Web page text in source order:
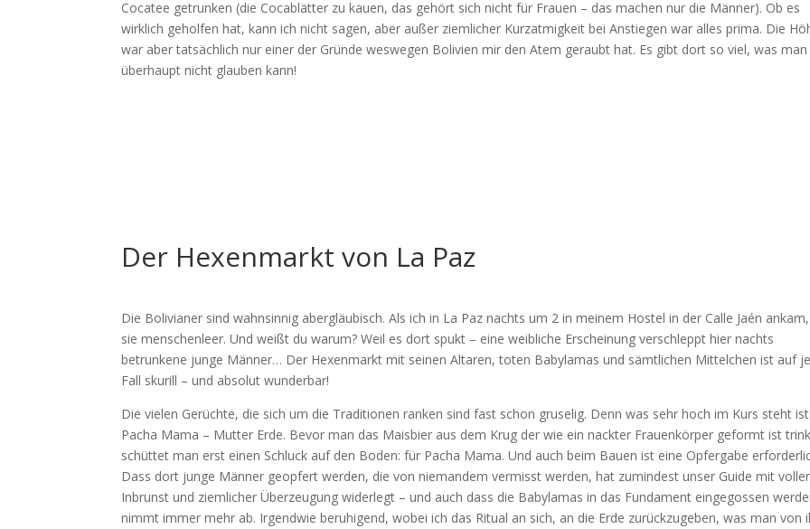
Cocatee getrunken (die Cocablätter zu kauen, das gehört sich nicht für Frauen – das machen nur die Männer). Ob es
wirklich geholfen hat, kann ich nicht sagen, aber außer ziemlicher Kurzatmigkeit bei Anstiegen war alles prima. Die
war aber tatsächlich nur einer der Gründe weswegen Bolivien mir den Atem geraubt hat. Es gibt dort so viel, was man
überhaupt nicht glauben kann!
Der Hexenmarkt von La Paz
Die Bolivianer sind wahnsinnig abergläubisch. Als ich in La Paz nachts um 2 in meinem Hostel in der Calle Jaén
sie menschenleer. Und weißt du warum? Weil es dort spukt – eine weibliche Erscheinung verschleppt hier nachts
betrunkene junge Männer… Der Hexenmarkt mit seinen Altaren, toten Babylamas und sämtlichen Mittelchen ist auf
Fall skurill – und absolut wunderbar!
Die vielen Gerüchte, die sich um die Traditionen ranken sind fast schon gruselig. Denn was sehr hoch im Kurs steht ist
Pacha Mama – Mutter Erde. Bevor man das Maisbier aus dem Krug der wie ein nackter Frauenkörper geformt ist
schüttet man erst einen Schluck auf den Boden: für Pacha Mama. Und auch beim Bauen ist eine Opfergabe
Dass dort junge Männer geopfert werden, die von niemandem vermisst werden, hat zumindest unser Guide mit voller
Inbrunst und ziemlicher Überzeugung widerlegt – und auch dass die Babylamas in das Fundament eingegossen
nimmt immer mehr ab. Irgendwie beruhigend, wobei ich das Ritual an sich, an die Erde zurückzugeben, was man von